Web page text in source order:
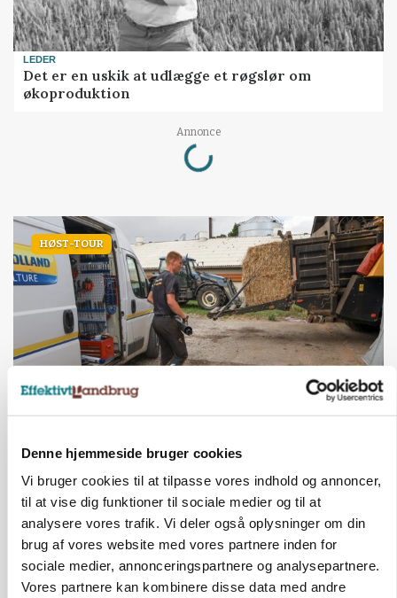
Denne hjemmeside bruger cookies
Vi bruger cookies til at tilpasse vores indhold og annoncer,
til at vise dig funktioner til sociale medier og til at
analysere vores trafik. Vi deler også oplysninger om din
brug af vores website med vores partnere inden for
sociale medier, annonceringspartnere og analysepartnere.
Vores partnere kan kombinere disse data med andre
LEDER
Det er en uskik at udlægge et røgslør om
økoproduktion
Annonce
Loading...
HØST-TOUR
På døgnvagt i høsten
Annonce